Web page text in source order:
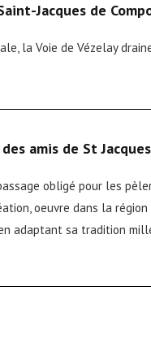
Jacques de
la Voie de Vézelay
amis de St Jacques
obligé pour les
oeuvre dans la
adaptant sa tradition